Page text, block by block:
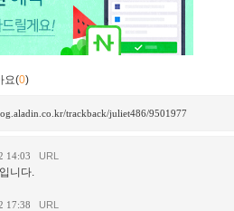
요(0)
trackback/juliet486/9501977
14:03 URL
니다.
17:38 URL